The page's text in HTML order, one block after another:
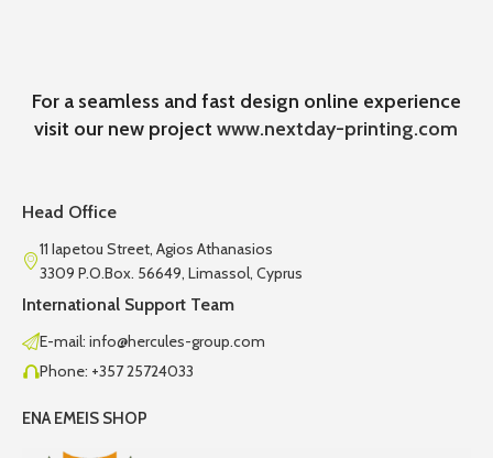
For a seamless and fast design online experience
visit our new projectwww.nextday-printing.com
Head Office
11 Iapetou Street, Agios Athanasios
3309 P.O.Box. 56649, Limassol, Cyprus
International Support Team
E-mail: info@hercules-group.com
Phone: +357 25724033
ENA EMEIS SHOP